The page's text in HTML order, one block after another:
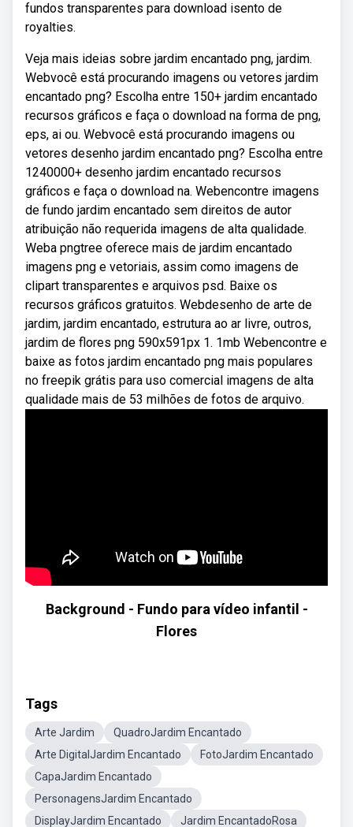
fundos transparentes para download isento de
royalties.
Veja mais ideias sobre jardim encantado png, jardim.
Webvocê está procurando imagens ou vetores jardim
encantado png? Escolha entre 150+ jardim encantado
recursos gráficos e faça o download na forma de png,
eps, ai ou. Webvocê está procurando imagens ou
vetores desenho jardim encantado png? Escolha entre
1240000+ desenho jardim encantado recursos
gráficos e faça o download na. Webencontre imagens
de fundo jardim encantado sem direitos de autor
atribuição não requerida imagens de alta qualidade.
Weba pngtree oferece mais de jardim encantado
imagens png e vetoriais, assim como imagens de
clipart transparentes e arquivos psd. Baixe os
recursos gráficos gratuitos. Webdesenho de arte de
jardim, jardim encantado, estrutura ao ar livre, outros,
jardim de flores png 590x591px 1. 1mb Webencontre e
baixe as fotos jardim encantado png mais populares
no freepik grátis para uso comercial imagens de alta
qualidade mais de 53 milhões de fotos de arquivo.
Background - Fundo para vídeo infantil -
Flores
Tags
Arte Jardim
QuadroJardim Encantado
Arte DigitalJardim Encantado
FotoJardim Encantado
CapaJardim Encantado
PersonagensJardim Encantado
DisplayJardim Encantado
Jardim EncantadoRosa